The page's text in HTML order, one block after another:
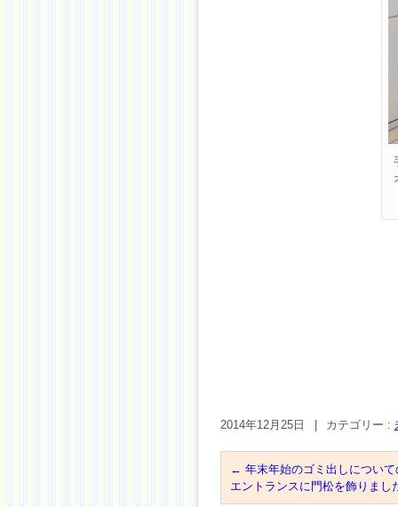
2014年12月25日 カテゴリー :
← 年末年始のゴミ出しについ
エントランスに門松を飾りまし